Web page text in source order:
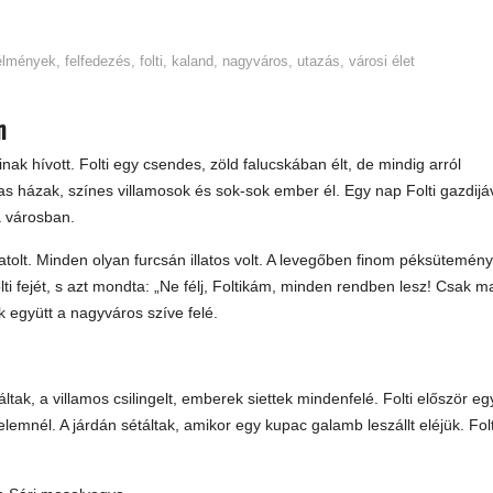
, felfedezés, folti, kaland, nagyváros, utazás, városi élet
hívott. Folti egy csendes, zöld falucskában élt, de mindig arról
házak, színes villamosok és sok-sok ember él. Egy nap Folti
Minden olyan furcsán illatos volt. A levegőben finom péksütemény
fejét, s azt mondta: „Ne félj, Foltikám, minden rendben lesz! Csak
együtt a nagyváros szíve felé.
a villamos csilingelt, emberek siettek mindenfelé. Folti először
A járdán sétáltak, amikor egy kupac galamb leszállt eléjük.